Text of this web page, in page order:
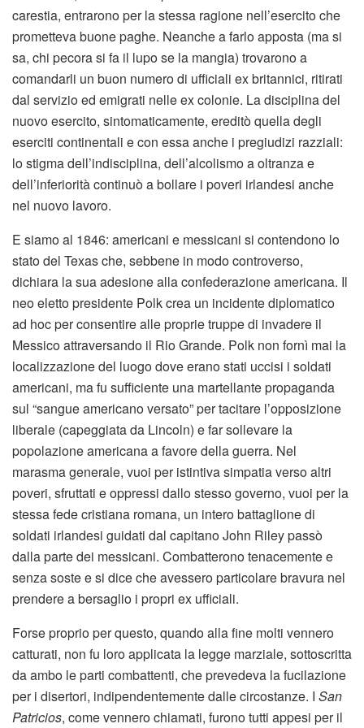
carestia, entrarono per la stessa ragione nell’esercito che
prometteva buone paghe. Neanche a farlo apposta (ma si
sa, chi pecora si fa il lupo se la mangia) trovarono a
comandarli un buon numero di ufficiali ex britannici, ritirati
dal servizio ed emigrati nelle ex colonie. La disciplina del
nuovo esercito, sintomaticamente, ereditò quella degli
eserciti continentali e con essa anche i pregiudizi razziali:
lo stigma dell’indisciplina, dell’alcolismo a oltranza e
dell’inferiorità continuò a bollare i poveri irlandesi anche
nel nuovo lavoro.
E siamo al 1846: americani e messicani si contendono lo
stato del Texas che, sebbene in modo controverso,
dichiara la sua adesione alla confederazione americana. Il
neo eletto presidente Polk crea un incidente diplomatico
ad hoc per consentire alle proprie truppe di invadere il
Messico attraversando il Rio Grande. Polk non fornì mai la
localizzazione del luogo dove erano stati uccisi i soldati
americani, ma fu sufficiente una martellante propaganda
sul “sangue americano versato” per tacitare l’opposizione
liberale (capeggiata da Lincoln) e far sollevare la
popolazione americana a favore della guerra. Nel
marasma generale, vuoi per istintiva simpatia verso altri
poveri, sfruttati e oppressi dallo stesso governo, vuoi per la
stessa fede cristiana romana, un intero battaglione di
soldati irlandesi guidati dal capitano John Riley passò
dalla parte dei messicani. Combatterono tenacemente e
senza soste e si dice che avessero particolare bravura nel
prendere a bersaglio i propri ex ufficiali.
Forse proprio per questo, quando alla fine molti vennero
catturati, non fu loro applicata la legge marziale, sottoscritta
da ambo le parti combattenti, che prevedeva la fucilazione
per i disertori, indipendentemente dalle circostanze. I San
Patricios, come vennero chiamati, furono tutti appesi per il